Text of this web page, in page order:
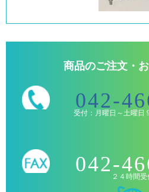
商品のご注文・
042-
受付：月曜日～土曜日
042-
２４時間受